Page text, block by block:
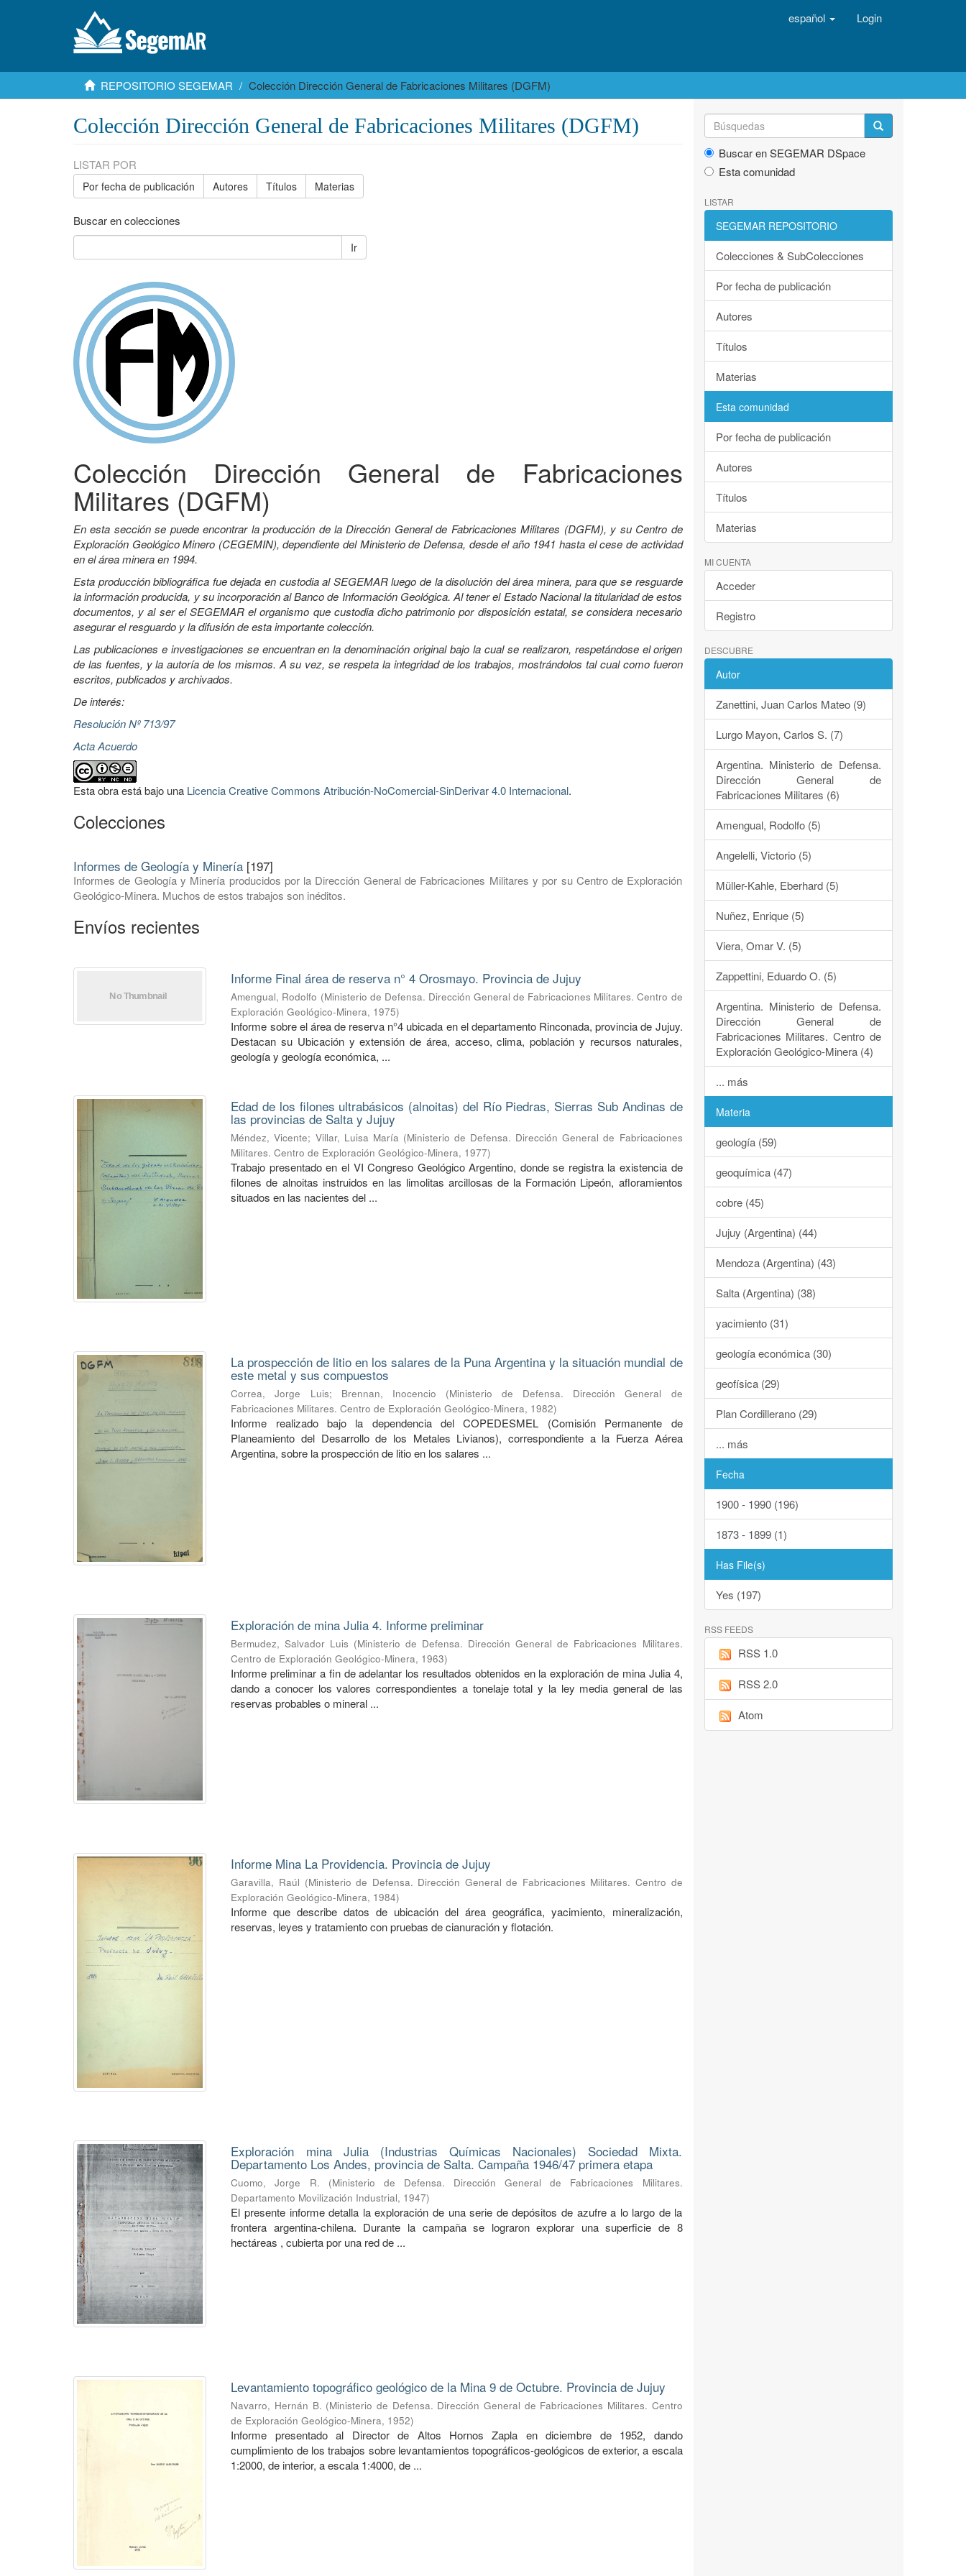
español Login
REPOSITORIO SEGEMAR Colección Dirección General de Fabricaciones Militares (DGFM)
Colección Dirección General de Fabricaciones Militares (DGFM)
LISTAR POR
Por fecha de publicación Autores Títulos Materias
Buscar en colecciones
Ir
Colección Dirección General de Fabricaciones
Militares (DGFM)
En esta sección se puede encontrar la producción de la Dirección General de Fabricaciones Militares (DGFM), y su Centro de
Exploración Geológico Minero (CEGEMIN), dependiente del Ministerio de Defensa, desde el año 1941 hasta el cese de actividad
en el área minera en 1994.
Esta producción bibliográfica fue dejada en custodia al SEGEMAR luego de la disolución del área minera, para que se resguarde
la información producida, y su incorporación al Banco de Información Geológica. Al tener el Estado Nacional la titularidad de estos
documentos, y al ser el SEGEMAR el organismo que custodia dicho patrimonio por disposición estatal, se considera necesario
asegurar el resguardo y la difusión de esta importante colección.
Las publicaciones e investigaciones se encuentran en la denominación original bajo la cual se realizaron, respetándose el origen
de las fuentes, y la autoría de los mismos. A su vez, se respeta la integridad de los trabajos, mostrándolos tal cual como fueron
escritos, publicados y archivados.
De interés:
Resolución Nº 713/97
Acta Acuerdo
Esta obra está bajo una Licencia Creative Commons Atribución-NoComercial-SinDerivar 4.0 Internacional.
Colecciones
Informes de Geología y Minería [197]
Informes de Geología y Minería producidos por la Dirección General de Fabricaciones Militares y por su Centro de Exploración
Geológico-Minera. Muchos de estos trabajos son inéditos.
Envíos recientes
Informe Final área de reserva n° 4 Orosmayo. Provincia de Jujuy
Amengual, Rodolfo (Ministerio de Defensa. Dirección General de Fabricaciones Militares. Centro de
Exploración Geológico-Minera, 1975)
Informe sobre el área de reserva n°4 ubicada en el departamento Rinconada, provincia de Jujuy.
Destacan su Ubicación y extensión de área, acceso, clima, población y recursos naturales,
geología y geología económica, ...
Edad de los filones ultrabásicos (alnoitas) del Río Piedras, Sierras Sub Andinas de
las provincias de Salta y Jujuy
Méndez, Vicente; Villar, Luisa María (Ministerio de Defensa. Dirección General de Fabricaciones
Militares. Centro de Exploración Geológico-Minera, 1977)
Trabajo presentado en el VI Congreso Geológico Argentino, donde se registra la existencia de
filones de alnoitas instruidos en las limolitas arcillosas de la Formación Lipeón, afloramientos
situados en las nacientes del ...
La prospección de litio en los salares de la Puna Argentina y la situación mundial de
este metal y sus compuestos
Correa, Jorge Luis; Brennan, Inocencio (Ministerio de Defensa. Dirección General de
Fabricaciones Militares. Centro de Exploración Geológico-Minera, 1982)
Informe realizado bajo la dependencia del COPEDESMEL (Comisión Permanente de
Planeamiento del Desarrollo de los Metales Livianos), correspondiente a la Fuerza Aérea
Argentina, sobre la prospección de litio en los salares ...
Exploración de mina Julia 4. Informe preliminar
Bermudez, Salvador Luis (Ministerio de Defensa. Dirección General de Fabricaciones Militares.
Centro de Exploración Geológico-Minera, 1963)
Informe preliminar a fin de adelantar los resultados obtenidos en la exploración de mina Julia 4,
dando a conocer los valores correspondientes a tonelaje total y la ley media general de las
reservas probables o mineral ...
Informe Mina La Providencia. Provincia de Jujuy
Garavilla, Raúl (Ministerio de Defensa. Dirección General de Fabricaciones Militares. Centro de
Exploración Geológico-Minera, 1984)
Informe que describe datos de ubicación del área geográfica, yacimiento, mineralización,
reservas, leyes y tratamiento con pruebas de cianuración y flotación.
Exploración mina Julia (Industrias Químicas Nacionales) Sociedad Mixta.
Departamento Los Andes, provincia de Salta. Campaña 1946/47 primera etapa
Cuomo, Jorge R. (Ministerio de Defensa. Dirección General de Fabricaciones Militares.
Departamento Movilización Industrial, 1947)
El presente informe detalla la exploración de una serie de depósitos de azufre a lo largo de la
frontera argentina-chilena. Durante la campaña se lograron explorar una superficie de 8
hectáreas , cubierta por una red de ...
Levantamiento topográfico geológico de la Mina 9 de Octubre. Provincia de Jujuy
Navarro, Hernán B. (Ministerio de Defensa. Dirección General de Fabricaciones Militares. Centro
de Exploración Geológico-Minera, 1952)
Informe presentado al Director de Altos Hornos Zapla en diciembre de 1952, dando
cumplimiento de los trabajos sobre levantamientos topográficos-geológicos de exterior, a escala
1:2000, de interior, a escala 1:4000, de ...
Buscar en SEGEMAR DSpace
Esta comunidad
LISTAR
SEGEMAR REPOSITORIO
Colecciones & SubColecciones
Por fecha de publicación
Autores
Títulos
Materias
Esta comunidad
Por fecha de publicación
Autores
Títulos
Materias
MI CUENTA
Acceder
Registro
DESCUBRE
Autor
Zanettini, Juan Carlos Mateo (9)
Lurgo Mayon, Carlos S. (7)
Argentina. Ministerio de Defensa.
Dirección General de
Fabricaciones Militares (6)
Amengual, Rodolfo (5)
Angelelli, Victorio (5)
Müller-Kahle, Eberhard (5)
Nuñez, Enrique (5)
Viera, Omar V. (5)
Zappettini, Eduardo O. (5)
Argentina. Ministerio de Defensa.
Dirección General de
Fabricaciones Militares. Centro de
Exploración Geológico-Minera (4)
... más
Materia
geología (59)
geoquímica (47)
cobre (45)
Jujuy (Argentina) (44)
Mendoza (Argentina) (43)
Salta (Argentina) (38)
yacimiento (31)
geología económica (30)
geofísica (29)
Plan Cordillerano (29)
... más
Fecha
1900 - 1990 (196)
1873 - 1899 (1)
Has File(s)
Yes (197)
RSS FEEDS
RSS 1.0
RSS 2.0
Atom